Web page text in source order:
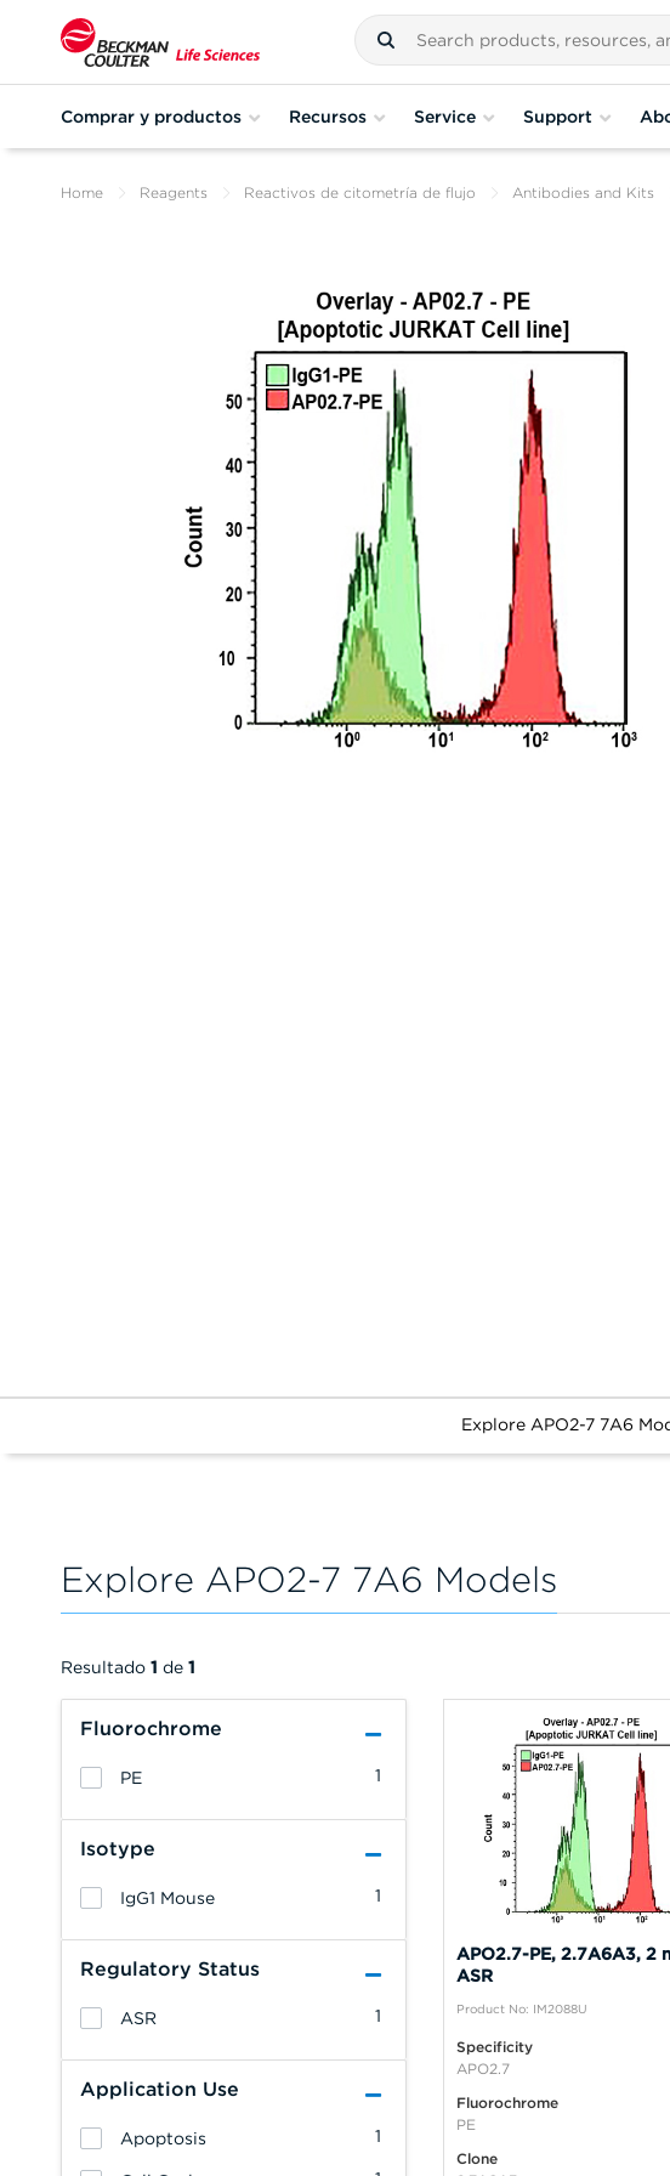
Comprar y productos Recursos Service Support
Home Reagents Reactivos de citometría de flujo Antibodies and Kits
Explore APO2-7 7A6
Explore APO2-7 7A6 Models
Fluorochrome
1
PE
Isotype
1
IgG1 Mouse
Regulatory Status
1
ASR
Application Use
1
Apoptosis
Resultado 1 de 1
APO2.7-PE, 2.7A6A3, 2
ASR
Product No: IM2088U
Specificity
APO2.7
Fluorochrome
PE
Clone